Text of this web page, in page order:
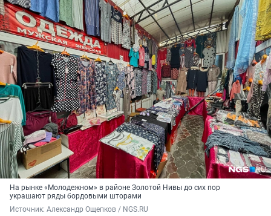
На рынке «Молодежном» в районе Золотой Нивы до сих пор
украшают ряды бордовыми шторами
Источник: Александр Ощепков / NGS.RU